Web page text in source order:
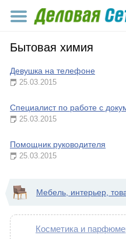
Бытовая химия
Девушка на телефоне
25.03.2015
Специалист по работе с
25.03.2015
Помощник руководителя
25.03.2015
Мебель, интерьер,
Косметика и